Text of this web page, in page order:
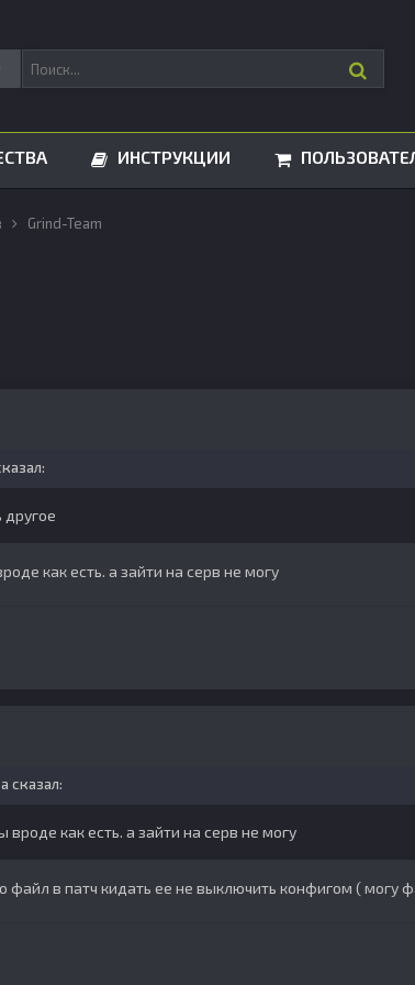
ИНСТРУКЦИИ
Grind-Team
другое
как есть. а зайти на серв не могу
сказал:
вроде как есть. а зайти на серв не могу
файл в патч кидать ее не выключить конфигом ( могу